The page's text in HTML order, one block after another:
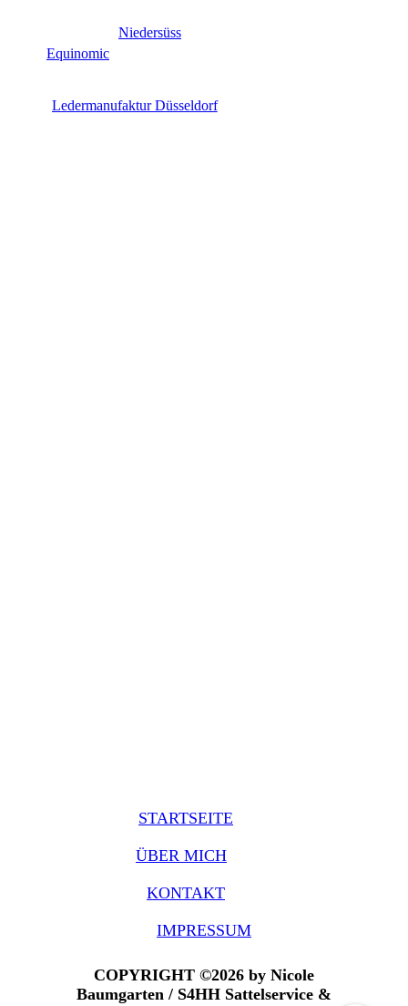
Niedersüss
Equinomic
Ledermanufaktur Düsseldorf
STARTSEITE
ÜBER MICH
KONTAKT
IMPRESSUM
COPYRIGHT ©2026 by Nicole
Baumgarten / S4HH Sattelservice &